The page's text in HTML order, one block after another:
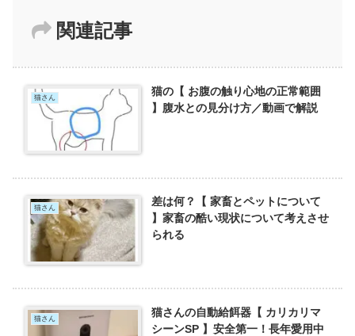
関連記事
猫さん
猫の【 お腹の触り心地の正常範囲
】腹水との見分け方／動画で解説
猫さん
差は何？【 家畜とペットについて
】家畜の酷い現状について考えさせ
られる
猫さん
猫さんの自動給餌器【 カリカリマ
シーンSP 】安全第一！長年愛用中